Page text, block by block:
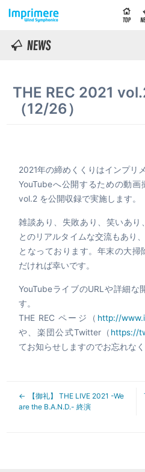
THE REC 2021
（12/26）
2021年の締めくくりはインプリ
YouTubeへ公開するための動画
vol.2 を公開収録で実施します。
雑談あり、失敗あり、笑いあり
とのリアルタイムな交流もあり
となっております。年末の大掃
だければ幸いです。
YouTubeライブのURLや詳細な
す。
THE REC ページ（ http://
や、楽団公式Twitter（ https://
てお知らせしますのでお忘れなく
【御礼】 THE LIVE 2021 -We
are the B.A.N.D.- 終演